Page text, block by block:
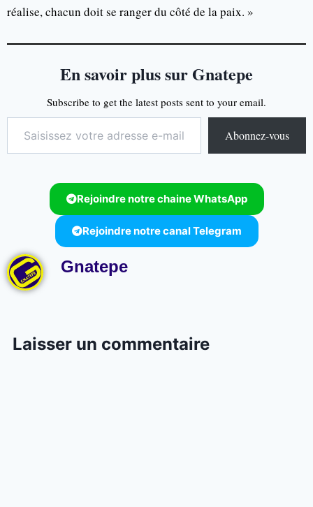
réalise, chacun doit se ranger du côté de la paix. »
En savoir plus sur Gnatepe
Subscribe to get the latest posts sent to your email.
Abonnez-vous
Rejoindre notre chaine WhatsApp
Rejoindre notre canal Telegram
Gnatepe
Laisser un commentaire